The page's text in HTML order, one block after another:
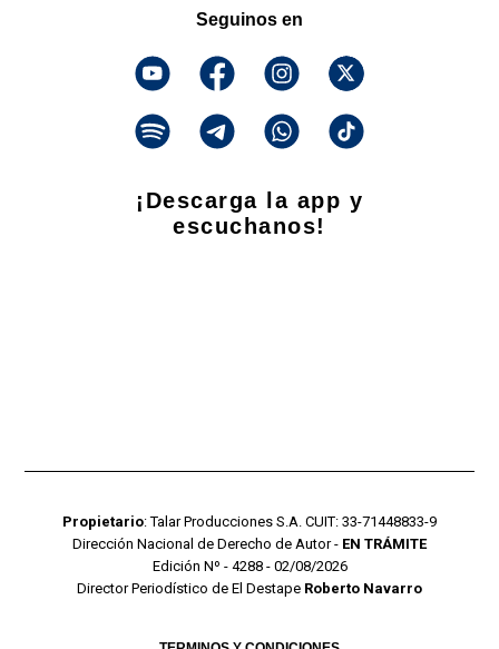
Seguinos en
¡Descarga la app y
escuchanos!
Propietario: Talar Producciones S.A. CUIT: 33-71448833-9
Dirección Nacional de Derecho de Autor - EN TRÁMITE
Edición Nº - 4288 - 02/08/2026
Director Periodístico de El Destape Roberto Navarro